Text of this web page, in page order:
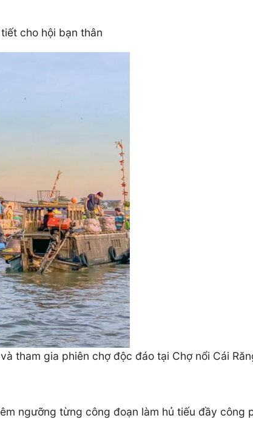
cho hội bạn thân
tham gia phiên chợ độc đáo tại Chợ nổi Cái
ngưỡng từng công đoạn làm hủ tiếu đầy